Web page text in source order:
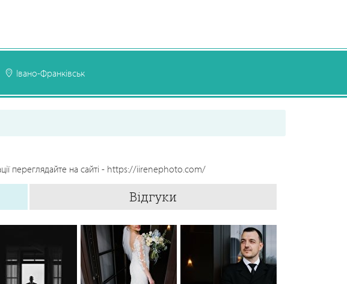
Івано-Франківськ
переглядайте на сайті - https://iirenephoto.com/
Відгуки